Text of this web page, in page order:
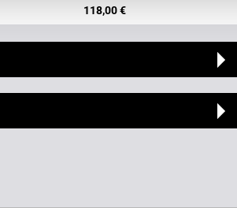
118,00 €